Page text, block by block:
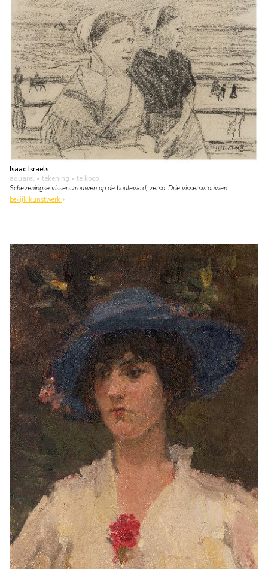
Isaac Israels
aquarel • tekening • te koop
Scheveningse vissersvrouwen op de boulevard; verso: Drie vissersvrouwen
bekijk kunstwerk